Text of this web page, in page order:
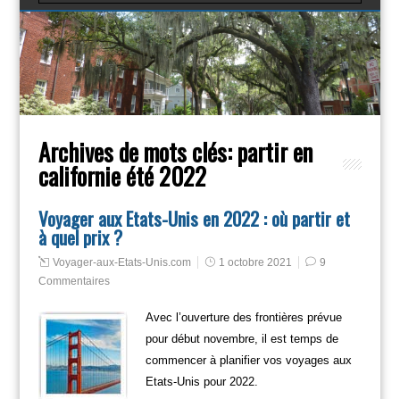
Archives de mots clés:partir en
californie été 2022
Voyager aux Etats-Unis en 2022 : où partir et
à quel prix ?
Voyager-aux-Etats-Unis.com 1 octobre 2021
9
Commentaires
Avec l’ouverture des frontières prévue
pour début novembre, il est temps de
commencer à planifier vos voyages aux
Etats-Unis pour 2022.